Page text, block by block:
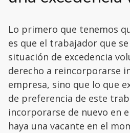
Lo primero que tenemos
es que el trabajador que
situación de excedencia
derecho a reincorporarse
empresa, sino que lo que
de preferencia de este
incorporarse de nuevo en
haya una vacante en el